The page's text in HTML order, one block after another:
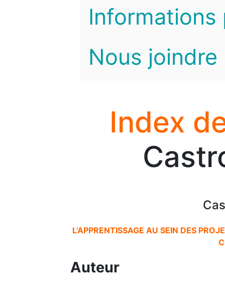
Informations
Nous joindre
Index
L’APPRENTISSAGE AU SEIN DES
Auteur